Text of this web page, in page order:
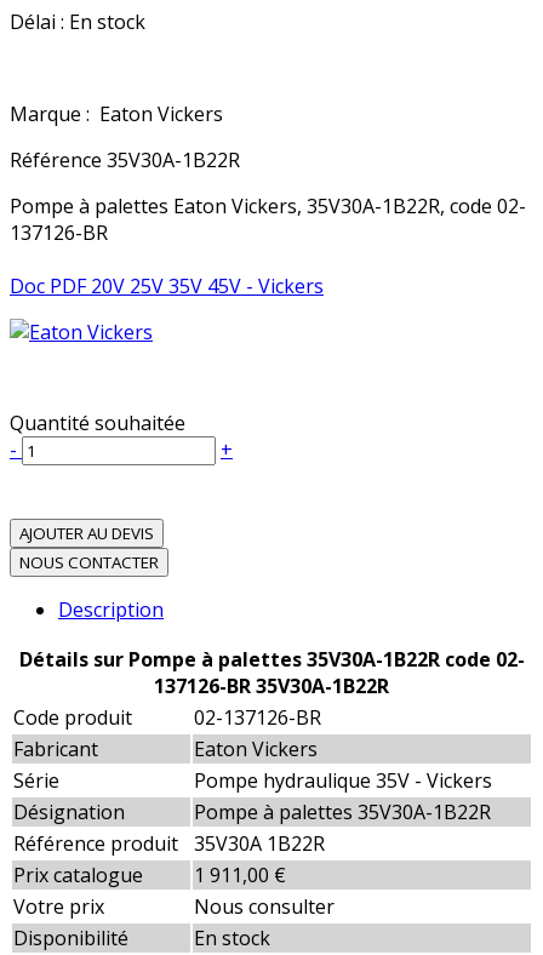
Délai : En stock
Marque : Eaton Vickers
Référence 35V30A-1B22R
Pompe à palettes Eaton Vickers, 35V30A-1B22R, code 02-
137126-BR
Doc PDF 20V 25V 35V 45V - Vickers
Quantité souhaitée
-
+
AJOUTER AU DEVIS
NOUS CONTACTER
Description
Détails sur Pompe à palettes 35V30A-1B22R code 02-
137126-BR 35V30A-1B22R
Code produit
02-137126-BR
Fabricant
Eaton Vickers
Série
Pompe hydraulique 35V - Vickers
Désignation
Pompe à palettes 35V30A-1B22R
Référence produit 35V30A 1B22R
Prix catalogue
1 911,00 €
Votre prix
Nous consulter
Disponibilité
En stock